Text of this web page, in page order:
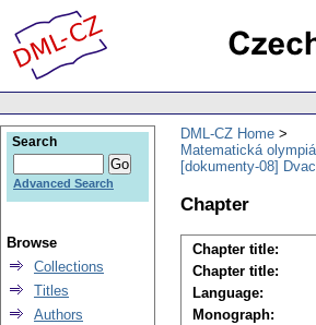
DML-CZ Home
Matematická
[dokumenty-08]
Chapter
Chapter title:
Chapter title:
Language:
Monograph:
Search
Advanced Search
Browse
Collections
Titles
Authors